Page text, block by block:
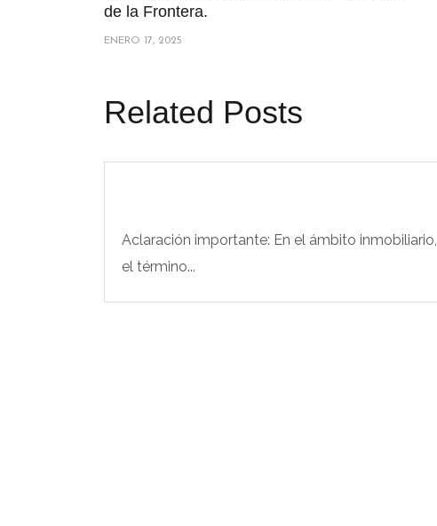
de la Frontera.
ENERO 17, 2025
Related Posts
Aclaración importante: En el ámbito inmobiliario,
el término...